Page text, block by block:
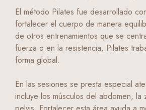
El método Pilates fue desarrollado
fortalecer el cuerpo de manera
de otros entrenamientos que se
fuerza o en la resistencia, Pilates
forma global.
En las sesiones se presta especial
incluye los músculos del abdomen, la